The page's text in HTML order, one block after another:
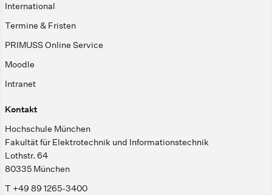
International
Termine & Fristen
PRIMUSS Online Service
Moodle
Intranet
Kontakt
Hochschule München
Fakultät für Elektrotechnik und Informationstechnik
Lothstr. 64
80335 München
T +49 89 1265-3400